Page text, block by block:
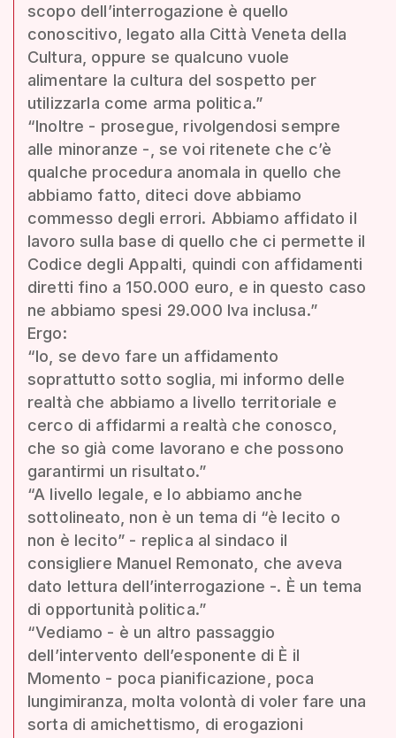
scopo dell’interrogazione è quello
conoscitivo, legato alla Città Veneta della
Cultura, oppure se qualcuno vuole
alimentare la cultura del sospetto per
utilizzarla come arma politica.”
“Inoltre - prosegue, rivolgendosi sempre
alle minoranze -, se voi ritenete che c’è
qualche procedura anomala in quello che
abbiamo fatto, diteci dove abbiamo
commesso degli errori. Abbiamo affidato il
lavoro sulla base di quello che ci permette il
Codice degli Appalti, quindi con affidamenti
diretti fino a 150.000 euro, e in questo caso
ne abbiamo spesi 29.000 Iva inclusa.”
Ergo:
“Io, se devo fare un affidamento
soprattutto sotto soglia, mi informo delle
realtà che abbiamo a livello territoriale e
cerco di affidarmi a realtà che conosco,
che so già come lavorano e che possono
garantirmi un risultato.”
“A livello legale, e lo abbiamo anche
sottolineato, non è un tema di “è lecito o
non è lecito” - replica al sindaco il
consigliere Manuel Remonato, che aveva
dato lettura dell’interrogazione -. È un tema
di opportunità politica.”
“Vediamo - è un altro passaggio
dell’intervento dell’esponente di È il
Momento - poca pianificazione, poca
lungimiranza, molta volontà di voler fare una
sorta di amichettismo, di erogazioni